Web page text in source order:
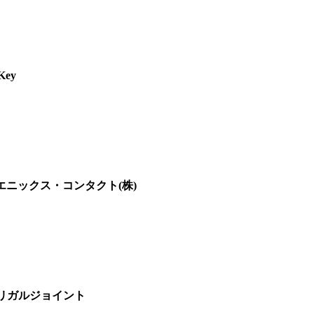
ニックス・コンタクト(株)
ガルジョイント